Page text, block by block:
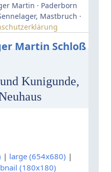
Martin · Paderborn
Mastbruch ·
Martin Schloß
Kunigunde,
| large (654x680) |
(180x180)